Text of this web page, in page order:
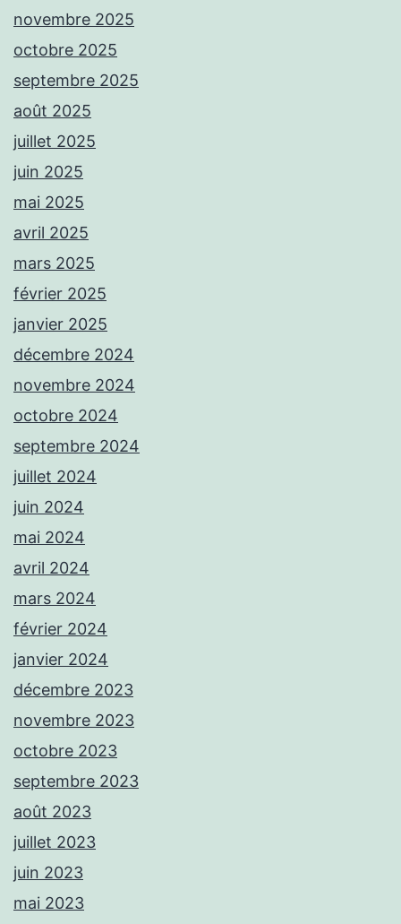
novembre 2025
octobre 2025
septembre 2025
août 2025
juillet 2025
juin 2025
mai 2025
avril 2025
mars 2025
février 2025
janvier 2025
décembre 2024
novembre 2024
octobre 2024
septembre 2024
juillet 2024
juin 2024
mai 2024
avril 2024
mars 2024
février 2024
janvier 2024
décembre 2023
novembre 2023
octobre 2023
septembre 2023
août 2023
juillet 2023
juin 2023
mai 2023